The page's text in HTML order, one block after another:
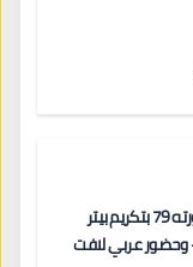
مهرجان كان السينمائي يفتتح دورته 79 بتكريم بيتر
عربي لافت